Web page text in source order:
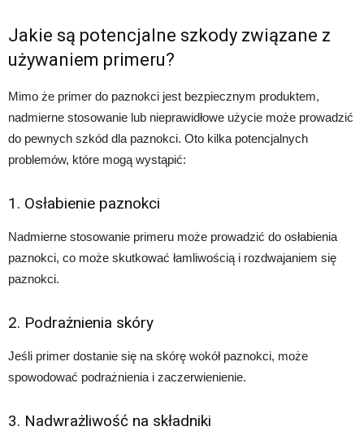
Jakie są potencjalne szkody związane z
używaniem primeru?
Mimo że primer do paznokci jest bezpiecznym produktem,
nadmierne stosowanie lub nieprawidłowe użycie może prowadzić
do pewnych szkód dla paznokci. Oto kilka potencjalnych
problemów, które mogą wystąpić:
1. Osłabienie paznokci
Nadmierne stosowanie primeru może prowadzić do osłabienia
paznokci, co może skutkować łamliwością i rozdwajaniem się
paznokci.
2. Podrażnienia skóry
Jeśli primer dostanie się na skórę wokół paznokci, może
spowodować podrażnienia i zaczerwienienie.
3. Nadwrażliwość na składniki